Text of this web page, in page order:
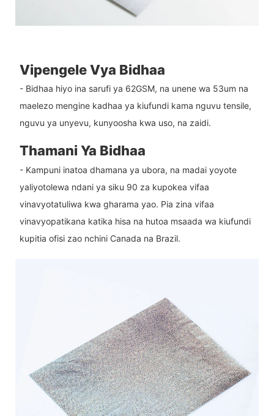
Vipengele Vya Bidhaa
- Bidhaa hiyo ina sarufi ya 62GSM, na unene wa 53um na
maelezo mengine kadhaa ya kiufundi kama nguvu tensile,
nguvu ya unyevu, kunyoosha kwa uso, na zaidi.
Thamani Ya Bidhaa
- Kampuni inatoa dhamana ya ubora, na madai yoyote
yaliyotolewa ndani ya siku 90 za kupokea vifaa
vinavyotatuliwa kwa gharama yao. Pia zina vifaa
vinavyopatikana katika hisa na hutoa msaada wa kiufundi
kupitia ofisi zao nchini Canada na Brazil.